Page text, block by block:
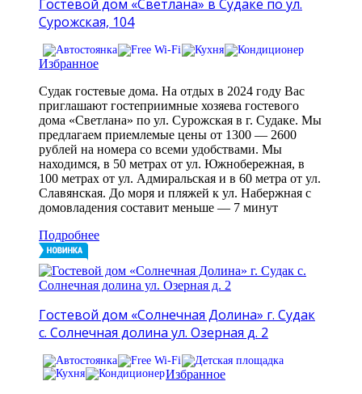
Гостевой дом «Светлана» в Судаке по ул.
Сурожская, 104
Избранное
Судак гостевые дома. На отдых в 2024 году Вас
приглашают гостеприимные хозяева гостевого
дома «Светлана» по ул. Сурожская в г. Судаке. Мы
предлагаем приемлемые цены от 1300 — 2600
рублей на номера со всеми удобствами. Мы
находимся, в 50 метрах от ул. Южнобережная, в
100 метрах от ул. Адмиральская и в 60 метра от ул.
Славянская. До моря и пляжей к ул. Набержная с
домовладения составит меньше — 7 минут
Подробнее
Гостевой дом «Солнечная Долина» г. Судак
с. Солнечная долина ул. Озерная д. 2
Избранное